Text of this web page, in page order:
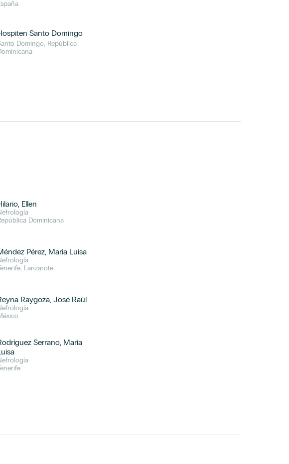
Santo Domingo
Domingo, República
Ellen
Dominicana
Pérez, María Luisa
Lanzarote
Raygoza, José Raúl
Serrano, María